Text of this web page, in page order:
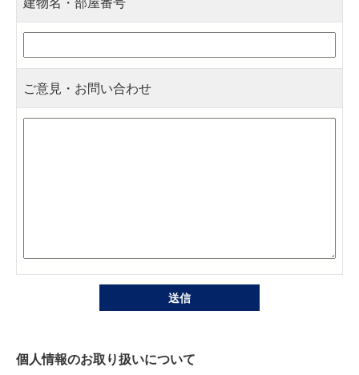
ご意見・お問い合わせ
個人情報のお取り扱いについて